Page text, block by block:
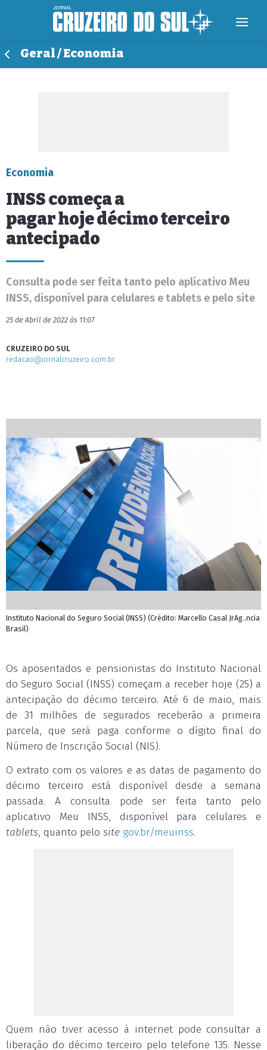
Geral / Economia
Economia
INSS começa a
pagar hoje décimo terceiro
antecipado
Consulta pode ser feita tanto pelo aplicativo Meu
INSS, disponível para celulares e tablets e pelo site
25 de Abril de 2022 às 11:07
CRUZEIRO DO SUL
redacao@jornalcruzeiro.com.br
Instituto Nacional do Seguro Social (INSS) (Crédito: Marcello Casal JrAg..ncia
Brasil)
Os aposentados e pensionistas do Instituto Nacional
do Seguro Social (INSS) começam a receber hoje (25) a
antecipação do décimo terceiro. Até 6 de maio, mais
de 31 milhões de segurados receberão a primeira
parcela, que será paga conforme o dígito final do
Número de Inscrição Social (NIS).
O extrato com os valores e as datas de pagamento do
décimo terceiro está disponível desde a semana
passada. A consulta pode ser feita tanto pelo
aplicativo Meu INSS, disponível para celulares e
tablets, quanto pelo site gov.br/meuinss.
Quem não tiver acesso à internet pode consultar a
liberação do décimo terceiro pelo telefone 135. Nesse